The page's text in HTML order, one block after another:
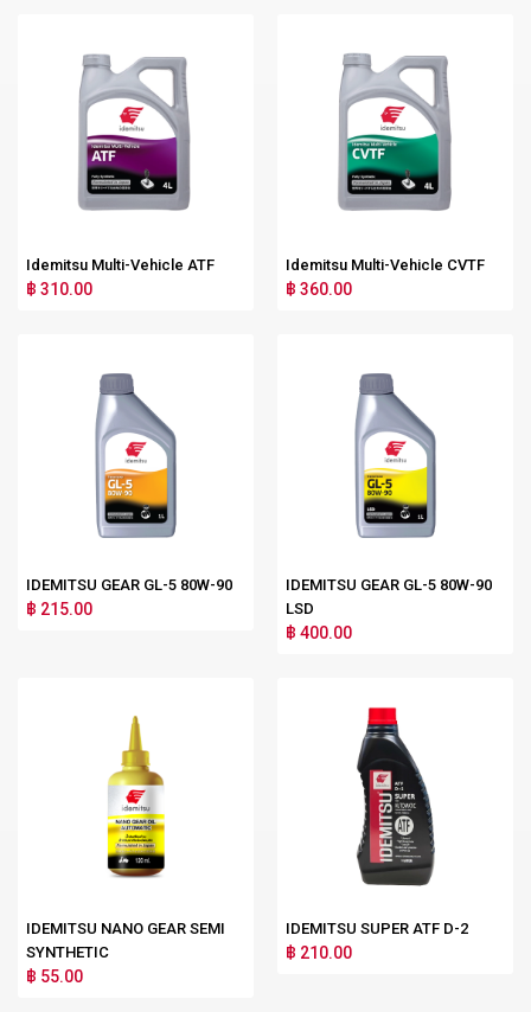
Idemitsu Multi-Vehicle ATF
฿ 310.00
Idemitsu Multi-Vehicle CVTF
฿ 360.00
IDEMITSU GEAR GL-5 80W-90
฿ 215.00
IDEMITSU GEAR GL-5 80W-90
LSD
฿ 400.00
IDEMITSU NANO GEAR SEMI
SYNTHETIC
฿ 55.00
IDEMITSU SUPER ATF D-2
฿ 210.00